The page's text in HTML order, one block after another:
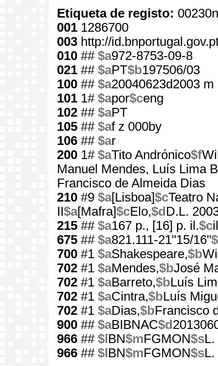
Etiqueta de registo:
001 1286700
003 http://
010 ## $a972-8753-09-8
021 ## $aPT$b197506/03
100 ## $a20040623d2003
101 1# $apor$ceng
102 ## $aPT
105 ## $af z 000by
106 ## $ar
200 1# $aTito Andrónico$f
Manuel Mendes, Luís Lima
Francisco de Almeida Dias
210 #9 $a[Lisboa]$cTeatro
II$a[Mafra]$cElo,$d D.L.
215 ## $a167 p., [16] p. il.$c
675 ## $a821.111-21"15/16"
700 #1 $aShakespeare,$b
702 #1 $aMendes,$bJosé
702 #1 $aBarreto,$bLuís
702 #1 $aCintra,$bLuís
702 #1 $aDias,$bFrancisco
900 ## $aBIBNAC$d
966 ## $l BN$mFGMON$sL.
966 ## $l BN$mFGMON$sL.